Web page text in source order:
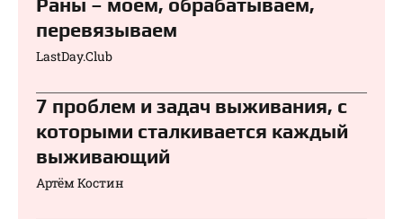
перевязываем⁠⁠
LastDay.Club
7 проблем и задач выживания, с
которыми сталкивается каждый
выживающий
Артём Костин